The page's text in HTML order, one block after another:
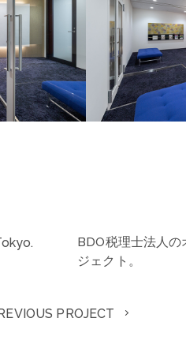
BDO税理士法人の
ジェクト。
PROJECT